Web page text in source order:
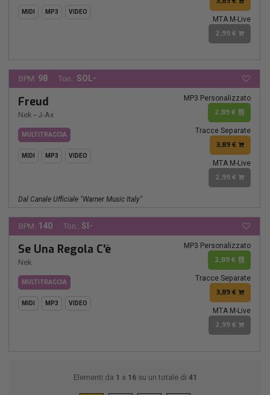
MIDI MP3 VIDEO
MTA M-Live
2,99 €
BPM: 98 Ton.: SOL-
Freud
Nek - J-Ax
MULTITRACCIA
MIDI MP3 VIDEO
MP3 Personalizzato
2,89 €
Tracce Separate
3,89 €
MTA M-Live
2,99 €
Dal Canale Ufficiale "warner Music Italy"
BPM: 140 Ton.: SI-
Se Una Regola C'è
Nek
MULTITRACCIA
MIDI MP3 VIDEO
MP3 Personalizzato
2,89 €
Tracce Separate
3,89 €
MTA M-Live
2,99 €
Elementi da 1 a 16su un totale di 41